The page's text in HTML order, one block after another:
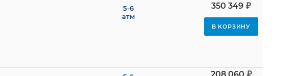
давление,
5-6
атм
350 349 ₽
В КОРЗИНУ
208 060 ₽